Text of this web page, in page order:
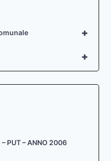
+
+
PUT – ANNO 2006